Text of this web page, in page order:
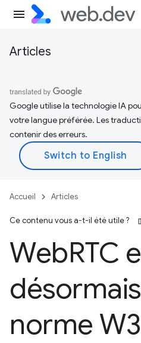
Articles
Google utilise la technologie IA
votre langue préférée. Les
contenir des erreurs.
Accueil Articles
Ce contenu vous a-t-il été utile ?
WebRTC
norme